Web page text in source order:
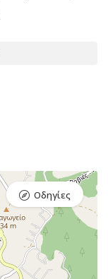
Οδηγίες